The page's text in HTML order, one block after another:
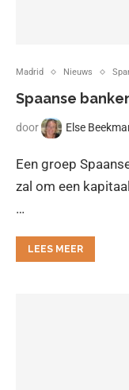
Madrid Nieuws
Spaanse
door Else
Een groep
zal om een
…
LEES MEER